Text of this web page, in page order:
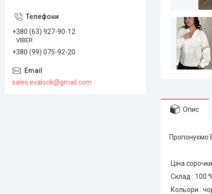
Опис
Пропонуємо
Ціна
Склад : 100
Кольори :
+380 (63) 927-90-12
VIBER
+380 (99) 075-92-20
sales.evalook@gmail.com